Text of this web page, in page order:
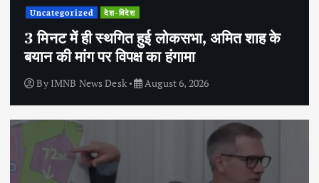
Uncategorized देश-विदेश
3 मिनट में ही स्थगित हुई लोकसभा, अमित शाह के
बयान की मांग पर विपक्ष का हंगामा
By IMNB News Desk August 6, 2026